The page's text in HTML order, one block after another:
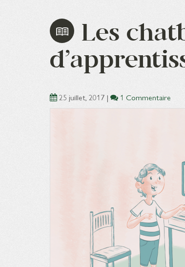
Les
25 juillet, 2017 | 1 Commentaire